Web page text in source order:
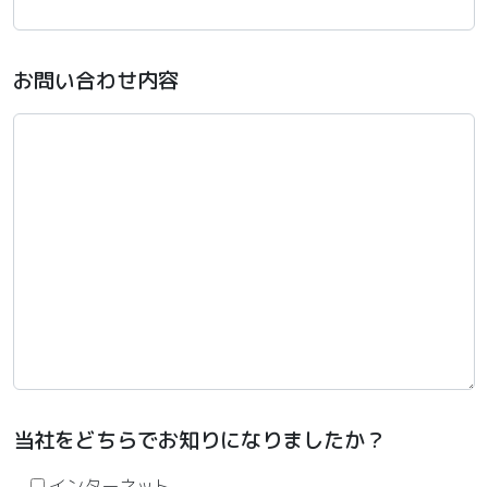
お問い合わせ内容
当社をどちらでお知りになりましたか？